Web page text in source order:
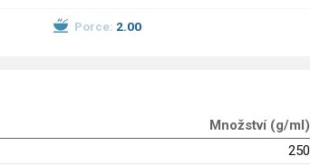
Porce: 2.00
Množství (g/ml)
250